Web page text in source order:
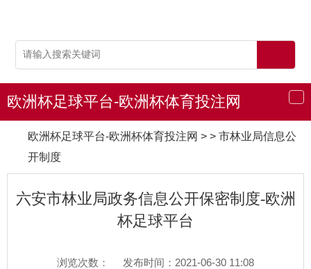
导
航
欧洲杯足球平台-欧洲杯体育投注网
欧洲杯足球平台-欧洲杯体育投注网 > > 市林业局信息公
开制度
六安市林业局政务信息公开保密制度-欧洲
杯足球平台
浏览次数：
发布时间：2021-06-30 11:08